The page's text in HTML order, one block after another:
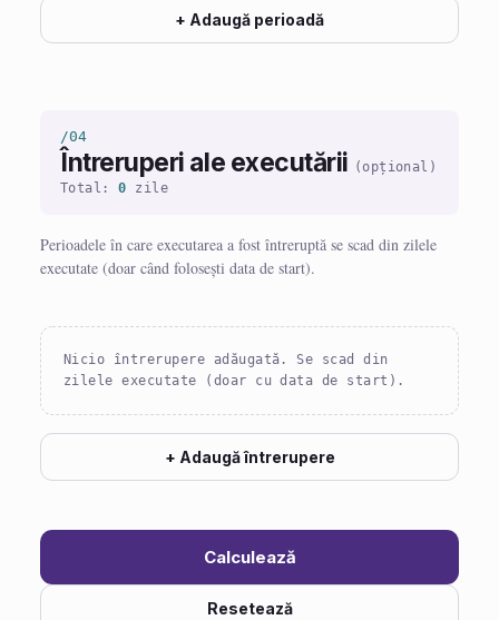
+ Adaugă perioadă
/04
Întreruperi ale executării (opțional)
Total:0 zile
Perioadele în care executarea a fost întreruptă se scad din zilele
executate (doar când folosești data de start).
Nicio întrerupere adăugată. Se scad din
zilele executate (doar cu data de start).
+ Adaugă întrerupere
Calculează
Resetează